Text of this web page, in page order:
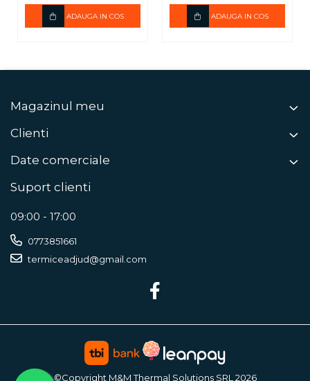
ADAUGA IN COS ADAUGA IN COS
Magazinul meu
Clienti
Date comerciale
Suport clienti
09:00 - 17:00
0773851661
termiceadjud@gmail.com
©Copyright M&M Thermal Solutions SRL 2026